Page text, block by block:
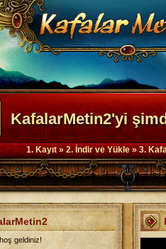
KafalarMetin2'yi
1. Kayıt » 2. İndir ve Yükle » 3.
geldiniz!